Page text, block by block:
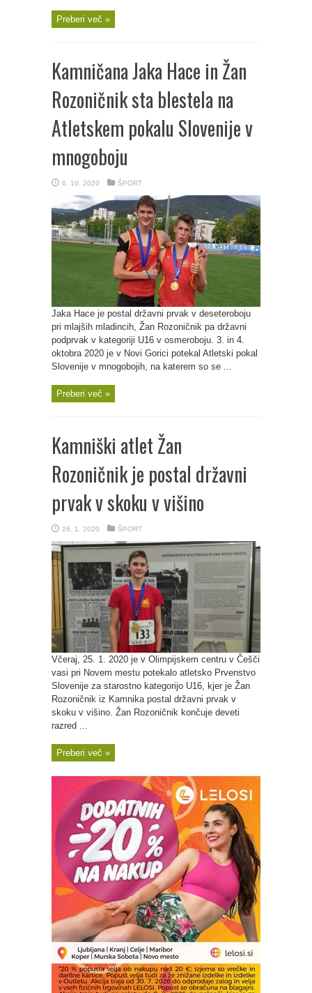
Preberi več »
Kamničana Jaka Hace in Žan
Rozoničnik sta blestela na
Atletskem pokalu Slovenije v
mnogoboju
6. 10. 2020 ŠPORT
Jaka Hace je postal državni prvak v deseteroboju
pri mlajših mladincih, Žan Rozoničnik pa državni
podprvak v kategoriji U16 v osmeroboju. 3. in 4.
oktobra 2020 je v Novi Gorici potekal Atletski pokal
Slovenije v mnogobojih, na katerem so se ...
Preberi več »
Kamniški atlet Žan
Rozoničnik je postal državni
prvak v skoku v višino
26. 1. 2020 ŠPORT
Včeraj, 25. 1. 2020 je v Olimpijskem centru v Češči
vasi pri Novem mestu potekalo atletsko Prvenstvo
Slovenije za starostno kategorijo U16, kjer je Žan
Rozoničnik iz Kamnika postal državni prvak v
skoku v višino. Žan Rozoničnik končuje deveti
razred ...
Preberi več »